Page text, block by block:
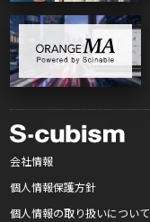
会社情報
個人情報保護方針
個人情報の取り扱いについて